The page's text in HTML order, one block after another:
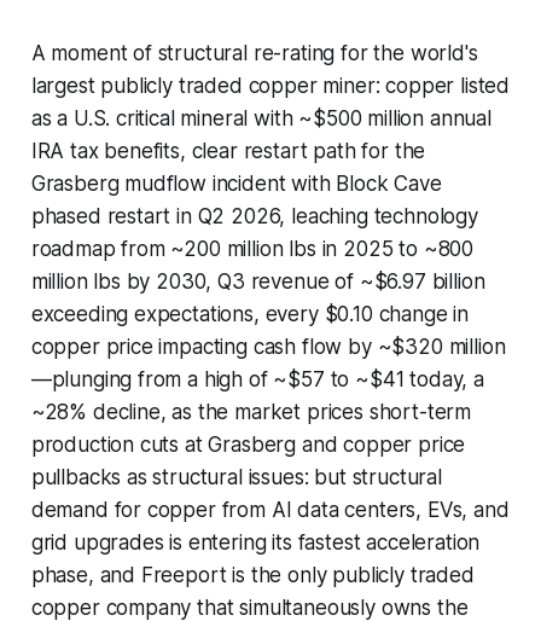
A moment of structural re-rating for the world's
largest publicly traded copper miner: copper listed
as a U.S. critical mineral with ~$500 million annual
IRA tax benefits, clear restart path for the
Grasberg mudflow incident with Block Cave
phased restart in Q2 2026, leaching technology
roadmap from ~200 million lbs in 2025 to ~800
million lbs by 2030, Q3 revenue of ~$6.97 billion
exceeding expectations, every $0.10 change in
copper price impacting cash flow by ~$320 million
—plunging from a high of ~$57 to ~$41 today, a
~28% decline, as the market prices short-term
production cuts at Grasberg and copper price
pullbacks as structural issues: but structural
demand for copper from AI data centers, EVs, and
grid upgrades is entering its fastest acceleration
phase, and Freeport is the only publicly traded
copper company that simultaneously owns the